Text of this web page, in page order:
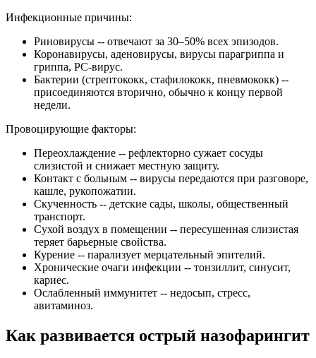
Инфекционные причины:
Риновирусы -- отвечают за 30–50% всех эпизодов.
Коронавирусы, аденовирусы, вирусы парагриппа и
гриппа, РС-вирус.
Бактерии (стрептококк, стафилококк, пневмококк) --
присоединяются вторично, обычно к концу первой
недели.
Провоцирующие факторы:
Переохлаждение -- рефлекторно сужает сосуды
слизистой и снижает местную защиту.
Контакт с больным -- вирусы передаются при разговоре,
кашле, рукопожатии.
Скученность -- детские сады, школы, общественный
транспорт.
Сухой воздух в помещении -- пересушенная слизистая
теряет барьерные свойства.
Курение -- парализует мерцательный эпителий.
Хронические очаги инфекции -- тонзиллит, синусит,
кариес.
Ослабленный иммунитет -- недосып, стресс,
авитаминоз.
Как развивается острый назофарингит